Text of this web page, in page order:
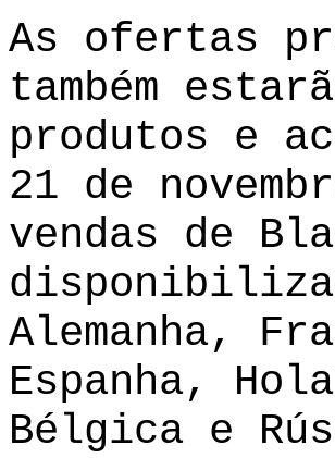
As ofertas
também
produtos e
21 de
vendas de
Alemanha,
Espanha,
Bélgica e